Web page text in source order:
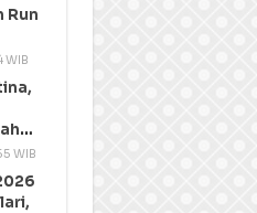
Run
WIB
WIB